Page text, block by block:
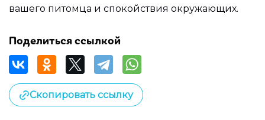
вашего питомца и спокойствия окружающих.
Поделиться ссылкой
Скопировать ссылку